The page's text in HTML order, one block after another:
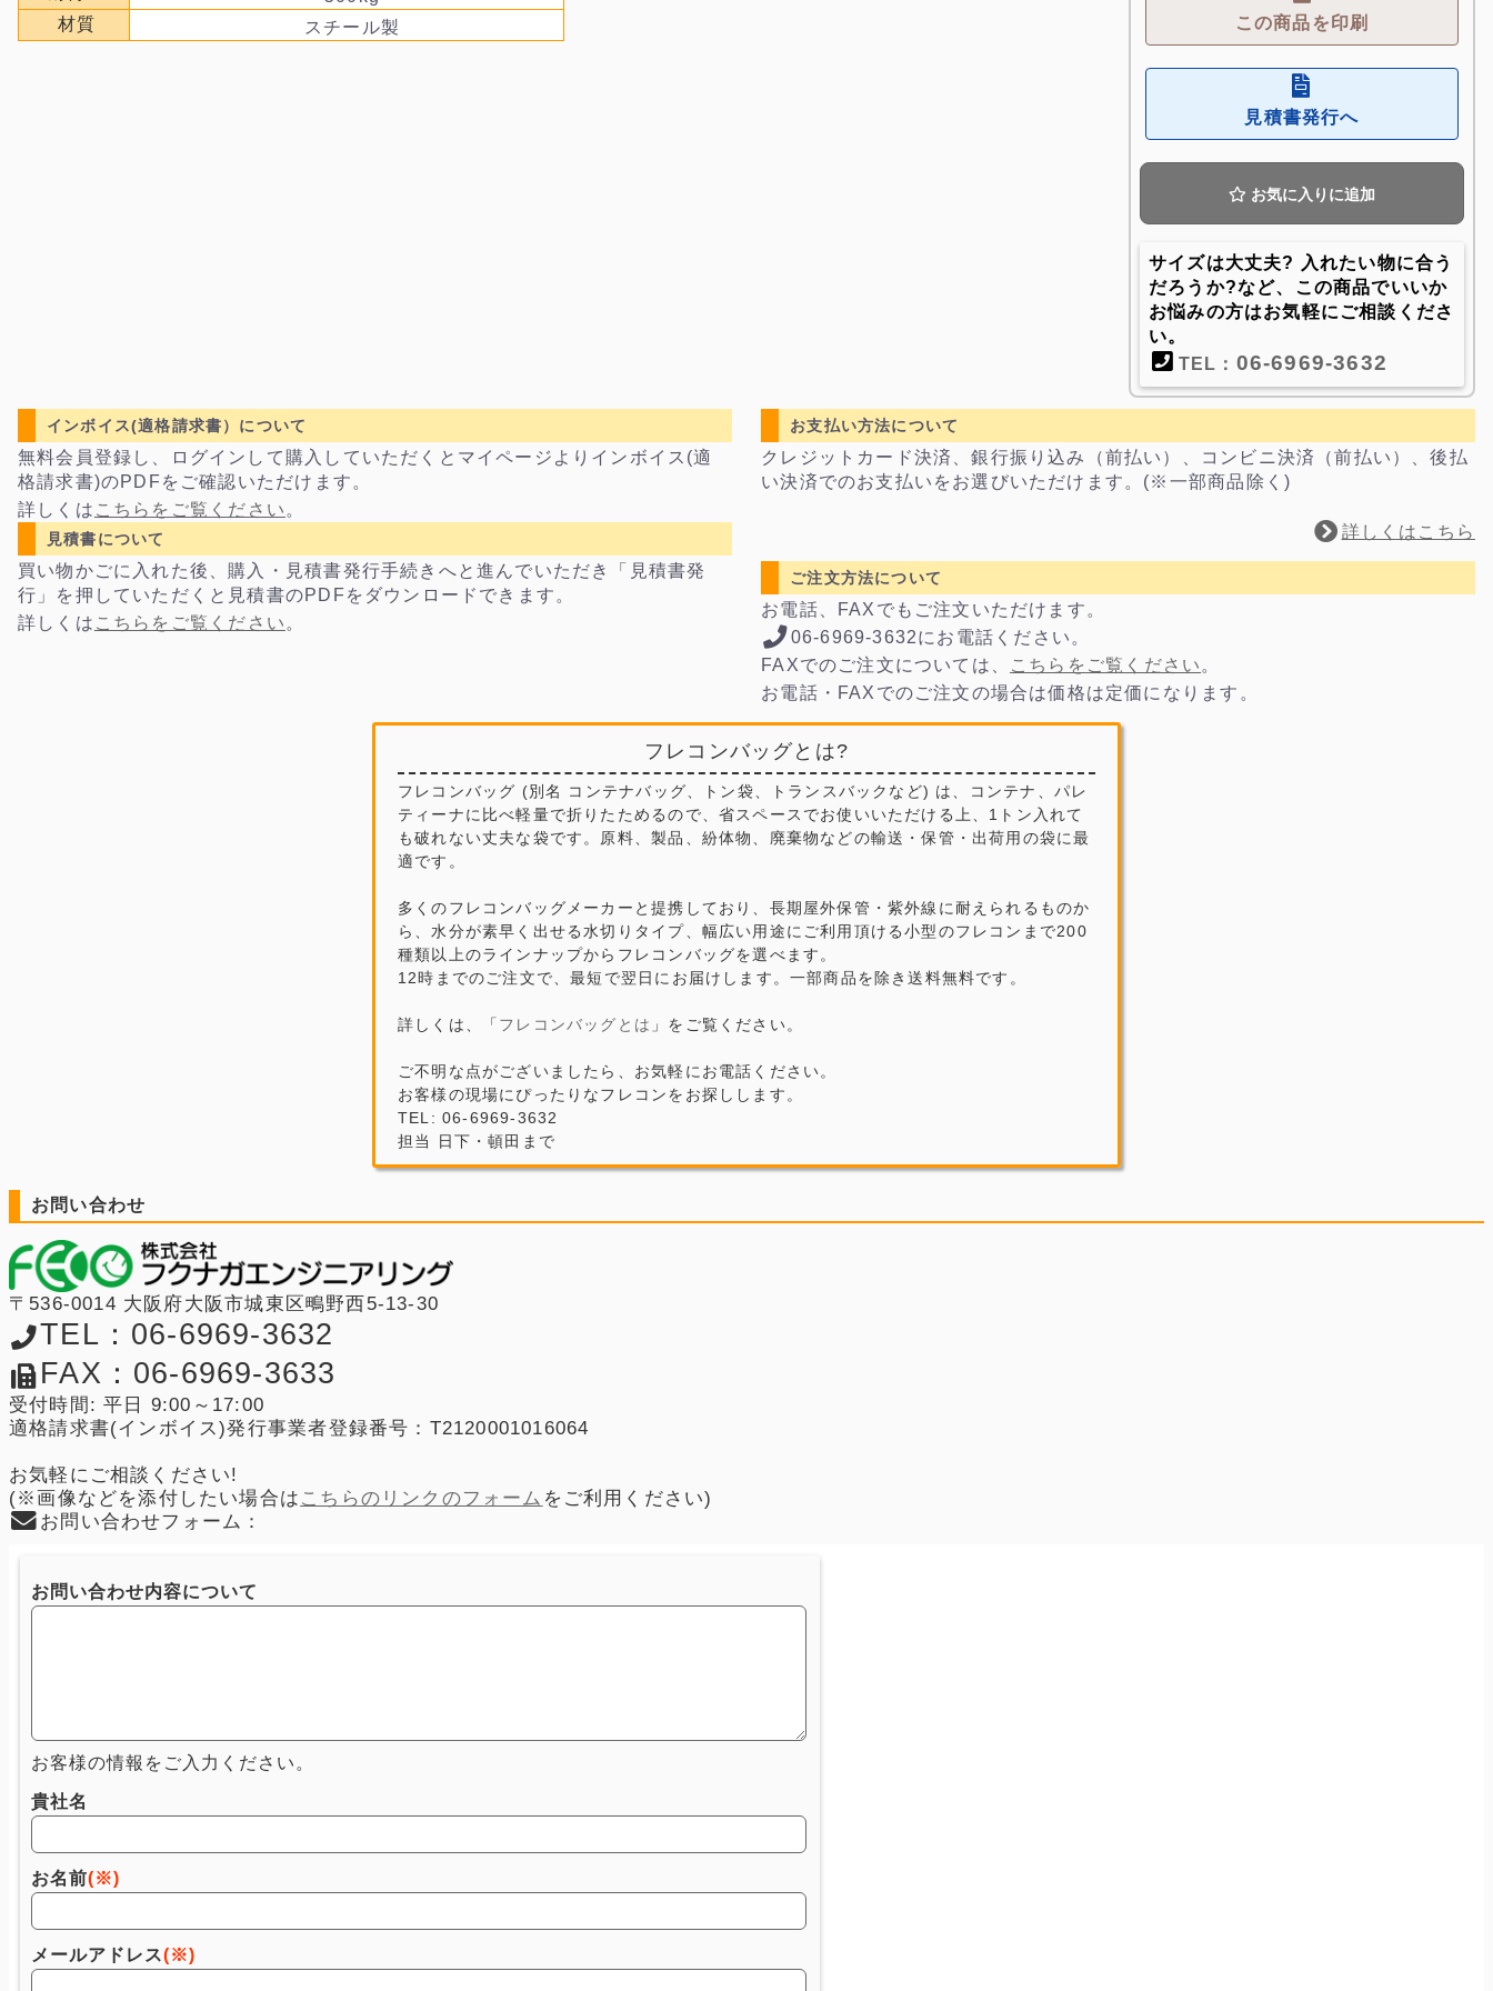
材質
スチール製 この商品を印刷
見積書発行へ
お気に入りに追加
サイズは大丈夫? 入れたい物に合う
だろうか?など、この商品でいいか
お悩みの方はお気軽にご相談くださ
い。
TEL： 06-6969-3632
インボイス(適格請求書）について
無料会員登録し、ログインして購入していただくとマイページよりインボイス(適
格請求書)のPDFをご確認いただけます。
詳しくは こちらをご覧ください 。
見積書について
買い物かごに入れた後、購入・見積書発行手続きへと進んでいただき「見積書発
行」を押していただくと見積書のPDFをダウンロードできます。
詳しくは こちらをご覧ください 。
お支払い方法について
クレジットカード決済、銀行振り込み（前払い）、コンビニ決済（前払い）、後払
い決済でのお支払いをお選びいただけます。(※一部商品除く)
詳しくはこちら
ご注文方法について
お電話、FAXでもご注文いただけます。
06-6969-3632にお電話ください。
FAXでのご注文については、
こちらをご覧ください 。
お電話・FAXでのご注文の場合は価格は定価になります。
フレコンバッグとは?
フレコンバッグ (別名 コンテナバッグ、トン袋、トランスバックなど) は、コンテナ、パレ
ティーナに比べ軽量で折りたためるので、省スペースでお使いいただける上、1トン入れて
も破れない丈夫な袋です。原料、製品、紛体物、廃棄物などの輸送・保管・出荷用の袋に最
適です。
多くのフレコンバッグメーカーと提携しており、長期屋外保管・紫外線に耐えられるものか
ら、水分が素早く出せる水切りタイプ、幅広い用途にご利用頂ける小型のフレコンまで200
種類以上のラインナップからフレコンバッグを選べます。
12時までのご注文で、最短で翌日にお届けします。一部商品を除き送料無料です。
詳しくは、「 フレコンバッグとは 」をご覧ください。
ご不明な点がございましたら、お気軽にお電話ください。
お客様の現場にぴったりなフレコンをお探しします。
TEL: 06-6969-3632
担当 日下・頓田まで
お問い合わせ
〒536-0014 大阪府大阪市城東区鴫野西5-13-30
TEL：06-6969-3632
FAX：06-6969-3633
受付時間: 平日 9:00～17:00
適格請求書(インボイス)発行事業者登録番号：T2120001016064
お気軽にご相談ください!
(※画像などを添付したい場合は こちらのリンクのフォーム をご利用ください)
お問い合わせフォーム：